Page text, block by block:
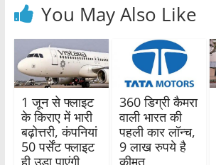
You May Also Like
1 जून से फ्लाइट
के किराए में भारी
बढ़ोत्तरी, कंपनियां
50 पर्सेंट फ्लाइट
360 डिग्री कैमरा
वाली भारत की
पहली कार लॉन्च,
9 लाख रुपये है